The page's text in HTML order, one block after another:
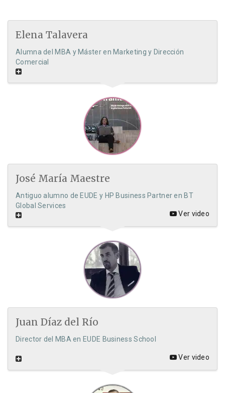
Elena Talavera
Alumna del MBA y Máster en Marketing y Dirección
Comercial
José María Maestre
Antiguo alumno de EUDE y HP Business Partner en BT
Global Services
Ver video
Juan Díaz del Río
Director del MBA en EUDE Business School
Ver video